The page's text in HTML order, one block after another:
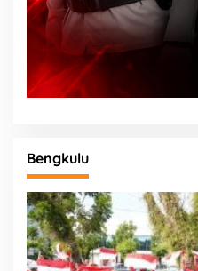
Bengkulu